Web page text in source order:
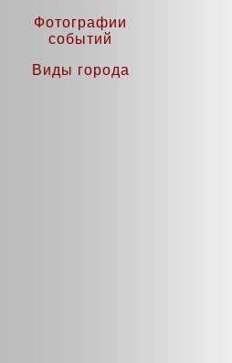
Фотографии
событий
Виды города